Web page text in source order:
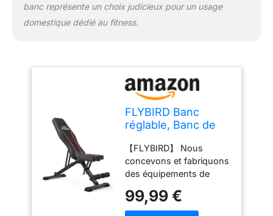
rembourrage ferme
assurent que chaque
【Verrouillage ultra-
stable, sans
glissement】
Contrairement aux bancs
instables à encoches
peu profondes, le banc
encoche de verrouillage
approfondie sécurisée
par une goupille de
sécurité. Une fois
verrouillé, le dossier ne
banc représente un choix judicieux pour un usage
domestique dédié au fitness.
FLYBIRD Banc
réglable, Banc de
Utilitaire pour
l'entraînement
Complet du Corps -
Banc
inclinable/inclinable
【FLYBIRD】 Nous
concevons et fabriquons
des équipements de
Nos concepteurs
développent des bancs
99,99 €